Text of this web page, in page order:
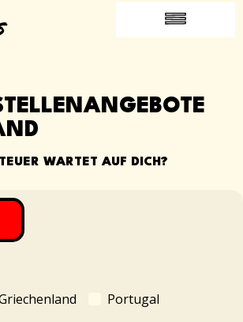
WARTET AUF DICH?
Portugal